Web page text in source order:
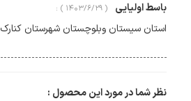
باسط اولیایی ( ۱۴۰۳/۶/۲۹ ) :
استان سیستان وبلوچستان شهرستان کنارک
نظر شما در مورد این محصول :